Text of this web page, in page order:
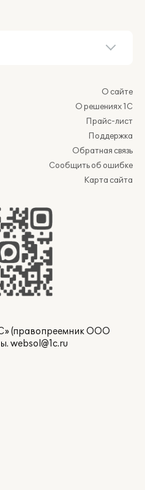
О сайте
О решениях 1С
Прайс-лист
Поддержка
Обратная связь
Сообщить об ошибке
Карта сайта
(правопреемник ООО
websol@1c.ru